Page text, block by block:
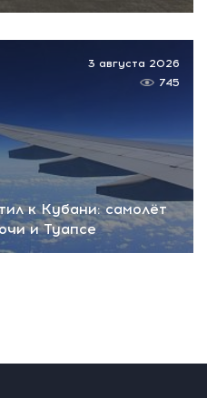
к Кубани: самолёт
и Туапсе
3 августа 2026
745